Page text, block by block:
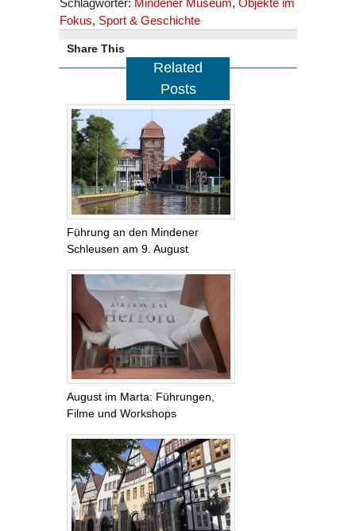
Schlagwörter: Mindener Museum, Objekte im
Fokus, Sport & Geschichte
Share This
Related
Posts
Führung an den Mindener
Schleusen am 9. August
August im Marta: Führungen,
Filme und Workshops